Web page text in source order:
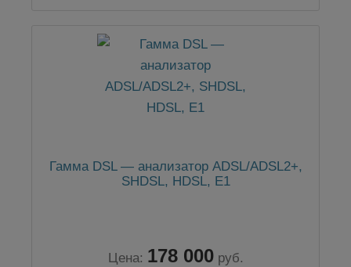
Гамма DSL — анализатор ADSL/ADSL2+,
SHDSL, HDSL, E1
Цена: 178 000 руб.